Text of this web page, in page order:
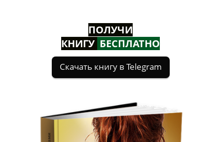
ПОЛУЧИ
КНИГУ БЕСПЛАТНО